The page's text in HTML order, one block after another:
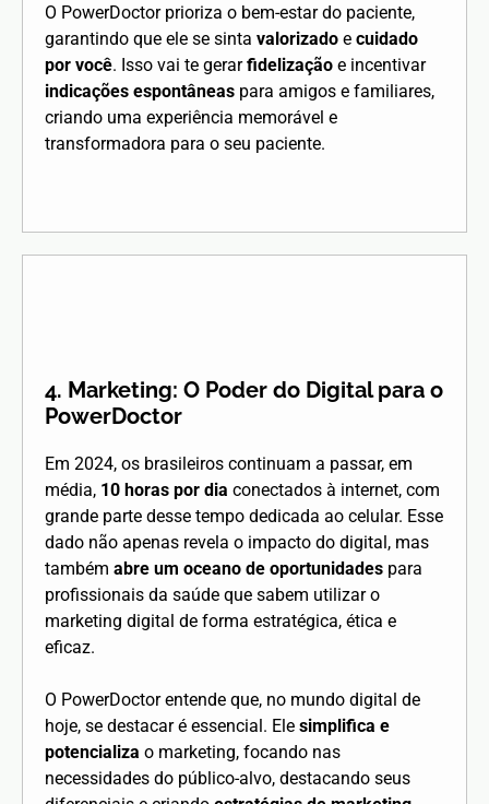
O PowerDoctor prioriza o bem-estar do paciente,
garantindo que ele se sinta valorizado e cuidado
por você. Isso vai te gerarfidelização e incentivar
indicações espontâneas para amigos e familiares,
criando uma experiência memorável e
transformadora para o seu paciente.
4. Marketing: O Poder do Digital para o
PowerDoctor
Em 2024, os brasileiros continuam a passar, em
média, 10 horas por dia conectados à internet, com
grande parte desse tempo dedicada ao celular. Esse
dado não apenas revela o impacto do digital, mas
também abre um oceano de oportunidades para
profissionais da saúde que sabem utilizar o
marketing digital de forma estratégica, ética e
eficaz.
O PowerDoctor entende que, no mundo digital de
hoje, se destacar é essencial. Ele simplifica e
potencializa o marketing, focando nas
necessidades do público-alvo, destacando seus